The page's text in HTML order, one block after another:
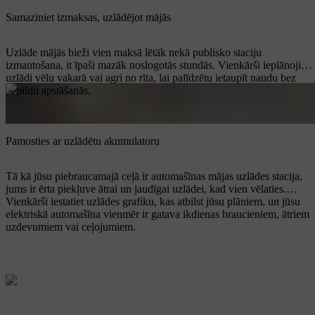
Samaziniet izmaksas, uzlādējot mājās
Uzlāde mājās bieži vien maksā lētāk nekā publisko staciju
izmantošana, it īpaši mazāk noslogotās stundās. Vienkārši ieplānojiet
uzlādi vēlu vakarā vai agri no rīta, lai palīdzētu ietaupīt naudu bez
papildu apstāšanās.
Pamosties ar uzlādētu akumulatoru
Tā kā jūsu piebraucamajā ceļā ir automašīnas mājas uzlādes stacija,
jums ir ērta piekļuve ātrai un jaudīgai uzlādei, kad vien vēlaties.
Vienkārši iestatiet uzlādes grafiku, kas atbilst jūsu plāniem, un jūsu
elektriskā automašīna vienmēr ir gatava ikdienas braucieniem, ātriem
uzdevumiem vai ceļojumiem.